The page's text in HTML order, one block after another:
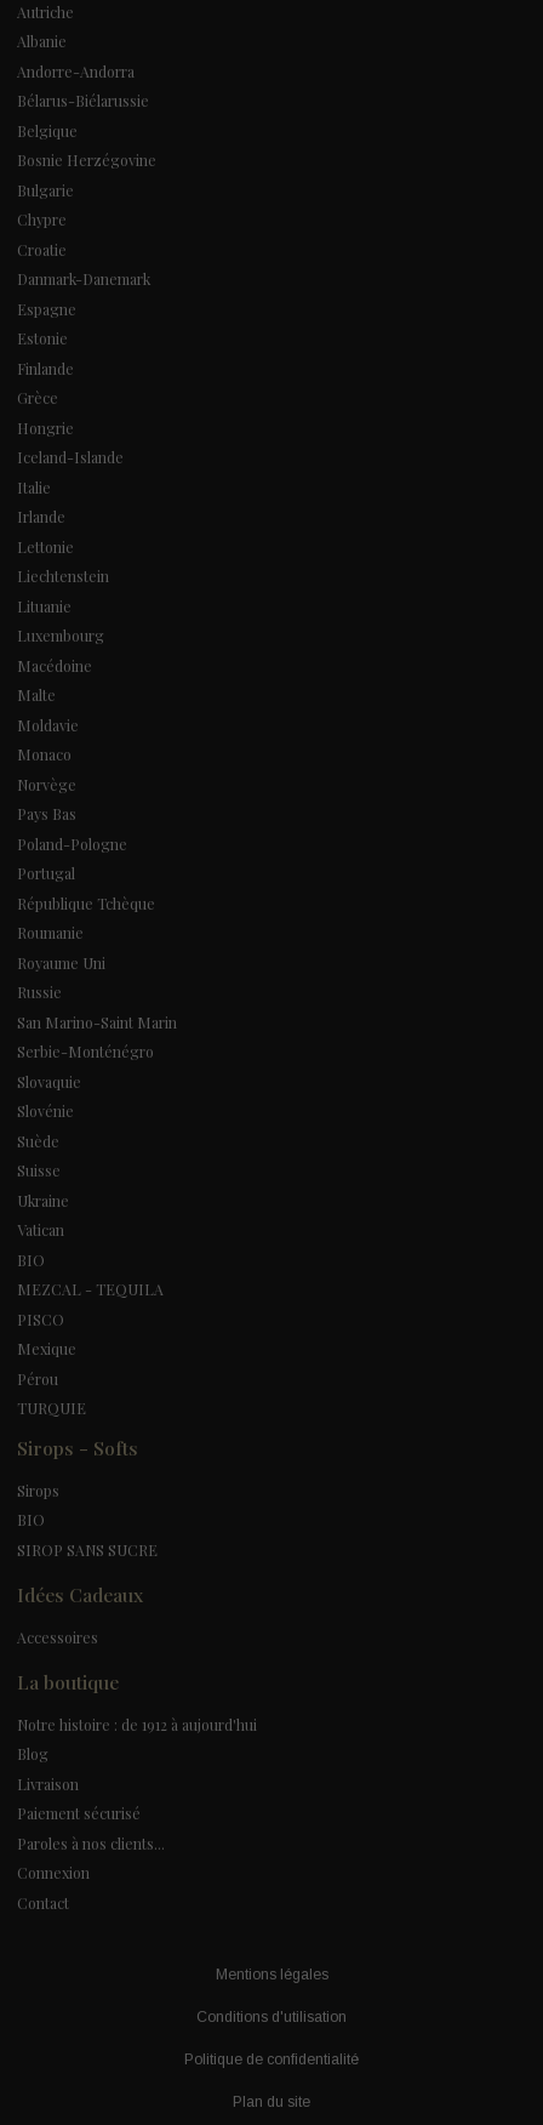
Autriche
Albanie
Andorre-Andorra
Bélarus-Biélarussie
Belgique
Bosnie Herzégovine
Bulgarie
Chypre
Croatie
Danmark-Danemark
Espagne
Estonie
Finlande
Grèce
Hongrie
Iceland-Islande
Italie
Irlande
Lettonie
Liechtenstein
Lituanie
Luxembourg
Macédoine
Malte
Moldavie
Monaco
Norvège
Pays Bas
Poland-Pologne
Portugal
République Tchèque
Roumanie
Royaume Uni
Russie
San Marino-Saint Marin
Serbie-Monténégro
Slovaquie
Slovénie
Suède
Suisse
Ukraine
Vatican
BIO
MEZCAL - TEQUILA
PISCO
Mexique
Pérou
TURQUIE
Sirops - Softs
Sirops
BIO
SIROP SANS SUCRE
Idées Cadeaux
Accessoires
La boutique
Notre histoire : de 1912 à aujourd'hui
Blog
Livraison
Paiement sécurisé
Paroles à nos clients...
Connexion
Contact
Mentions légales
Conditions d'utilisation
Politique de confidentialité
Plan du site